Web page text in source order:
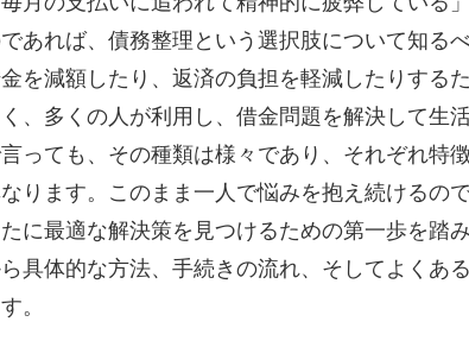
あれば、債務整理という選択肢について知る
を減額したり、返済の負担を軽減したりする
、多くの人が利用し、借金問題を解決して生
っても、その種類は様々であり、それぞれ特
ります。このまま一人で悩みを抱え続けるの
に最適な解決策を見つけるための第一歩を踏
具体的な方法、手続きの流れ、そしてよくあ
。